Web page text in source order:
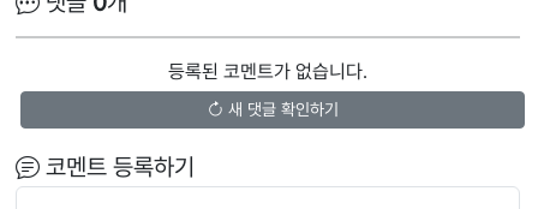
등록된 코멘트가 없습니다.
새 댓글 확인하기
코멘트 등록하기